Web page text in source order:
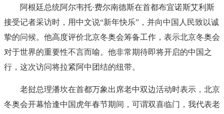
阿根廷总统阿尔韦托·费尔南德斯在首都布宜诺斯艾利斯
接受记者采访时，用中文说“新年快乐”，并向中国人民致以诚
挚的问候。他高度评价北京冬奥会筹备工作，表示北京冬奥会
对于世界的重要性不言而喻。他非常期待即将开启的中国之
行，这次访问将拉紧阿中团结的纽带。
老挝总理潘坎在首都万象出席老中双边活动时表示，北京
冬奥会开幕恰逢中国虎年春节期间，可谓双喜临门，我代表老